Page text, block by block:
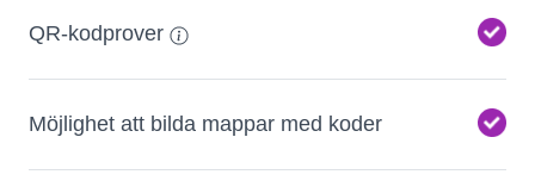
QR-kodprover
Möjlighet att bilda mappar med koder